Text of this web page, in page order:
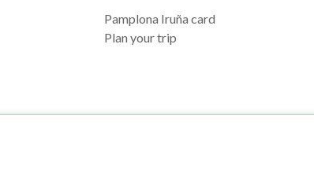
Pamplona Iruña card
Plan your trip